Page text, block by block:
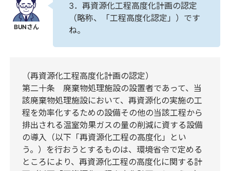
3．再資源化工程高度化計画の認定
（略称、「工程高度化認定」）です
ね。
（再資源化工程高度化計画の認定）
第二十条 廃棄物処理施設の設置者であって、当
該廃棄物処理施設において、再資源化の実施の工
程を効率化するための設備その他の当該工程から
排出される温室効果ガスの量の削減に資する設備
の導入（以下「再資源化工程の高度化」とい
う。）を行おうとするものは、環境省令で定める
ところにより、再資源化工程の高度化に関する計